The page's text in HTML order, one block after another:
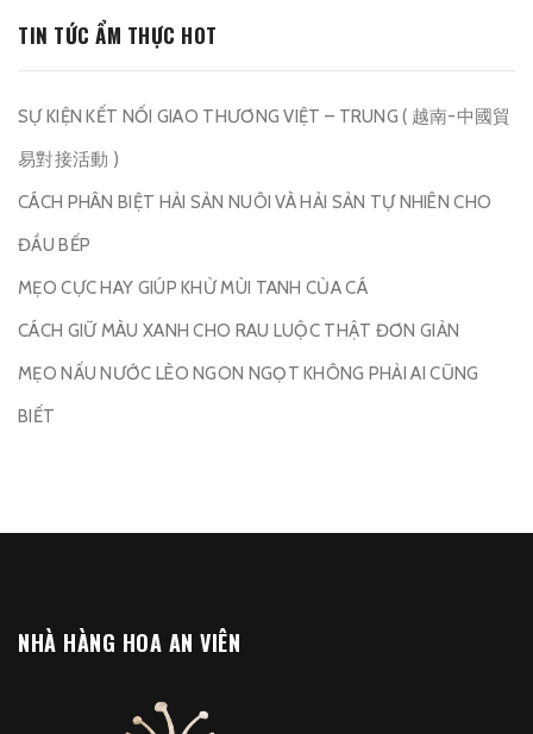
TIN TỨC ẨM THỰC HOT
SỰ KIỆN KẾT NỐI GIAO THƯƠNG VIỆT – TRUNG ( 越南-中國貿
易對接活動 )
CÁCH PHÂN BIỆT HẢI SẢN NUÔI VÀ HẢI SẢN TỰ NHIÊN CHO
ĐẦU BẾP
MẸO CỰC HAY GIÚP KHỬ MÙI TANH CỦA CÁ
CÁCH GIỮ MÀU XANH CHO RAU LUỘC THẬT ĐƠN GIẢN
MẸO NẤU NƯỚC LÈO NGON NGỌT KHÔNG PHẢI AI CŨNG
BIẾT
NHÀ HÀNG HOA AN VIÊN